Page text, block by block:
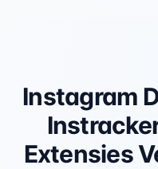
Instagram
Extensies